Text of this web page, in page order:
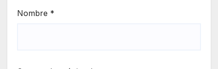
Nombre *